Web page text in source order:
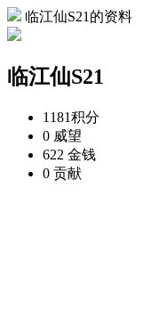
临江仙S21的资料
临江仙S21
1181积分
0 威望
622 金钱
0 贡献